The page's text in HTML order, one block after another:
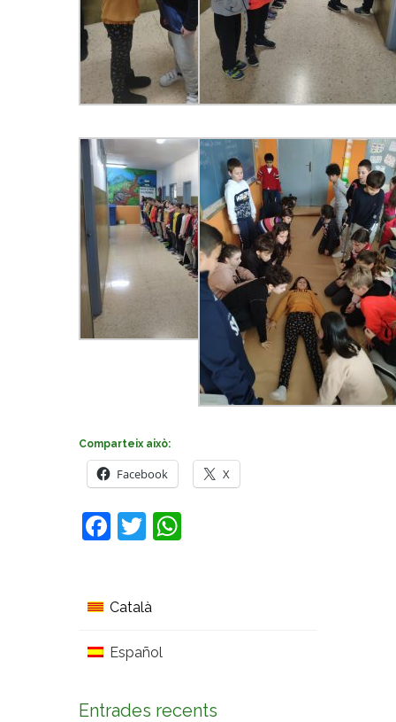
Comparteix això:
Facebook X
Facebook
Twitter
Català
Español
Entrades recents